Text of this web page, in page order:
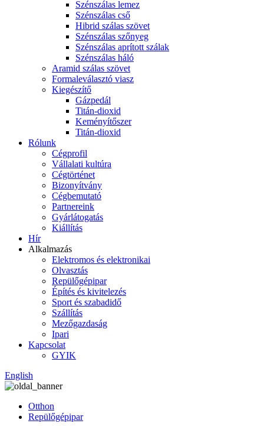
Szénszálas lemez
Szénszálas cső
Hibrid szálas szövet
Szénszálas szőnyeg
Szénszálas aprított szálak
Szénszálas háló
Aramid szálas szövet
Formaleválasztó viasz
Kiegészítő
Gázpedál
Titán-dioxid
Keményítőszer
Titán-dioxid
Rólunk
Cégprofil
Vállalati kultúra
Cégtörténet
Bizonyítvány
Cégbemutató
Partnereink
Gyárlátogatás
Kiállítás
Hír
Alkalmazás
Elektromos és elektronikai
Olvasztás
Repülőgépipar
Építés és kivitelezés
Sport és szabadidő
Szállítás
Mezőgazdaság
Ipari
Kapcsolat
GYIK
English
Otthon
Repülőgépipar